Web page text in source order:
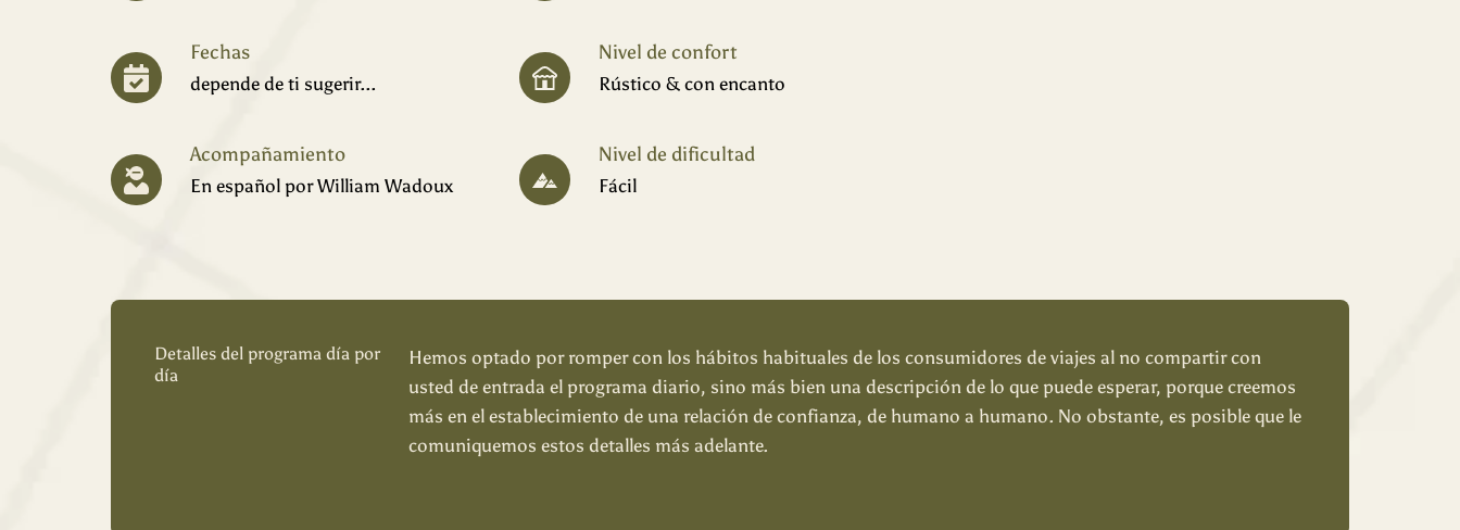
Fechas
depende de ti sugerir...
Acompañamiento
En español por William Wadoux
Nivel de confort
Rústico & con encanto
Nivel de dificultad
Fácil
Detalles del programa día por
día
Hemos optado por romper con los hábitos habituales de los consumidores de viajes al no compartir con
usted de entrada el programa diario, sino más bien una descripción de lo que puede esperar, porque creemos
más en el establecimiento de una relación de confianza, de humano a humano. No obstante, es posible que le
comuniquemos estos detalles más adelante.